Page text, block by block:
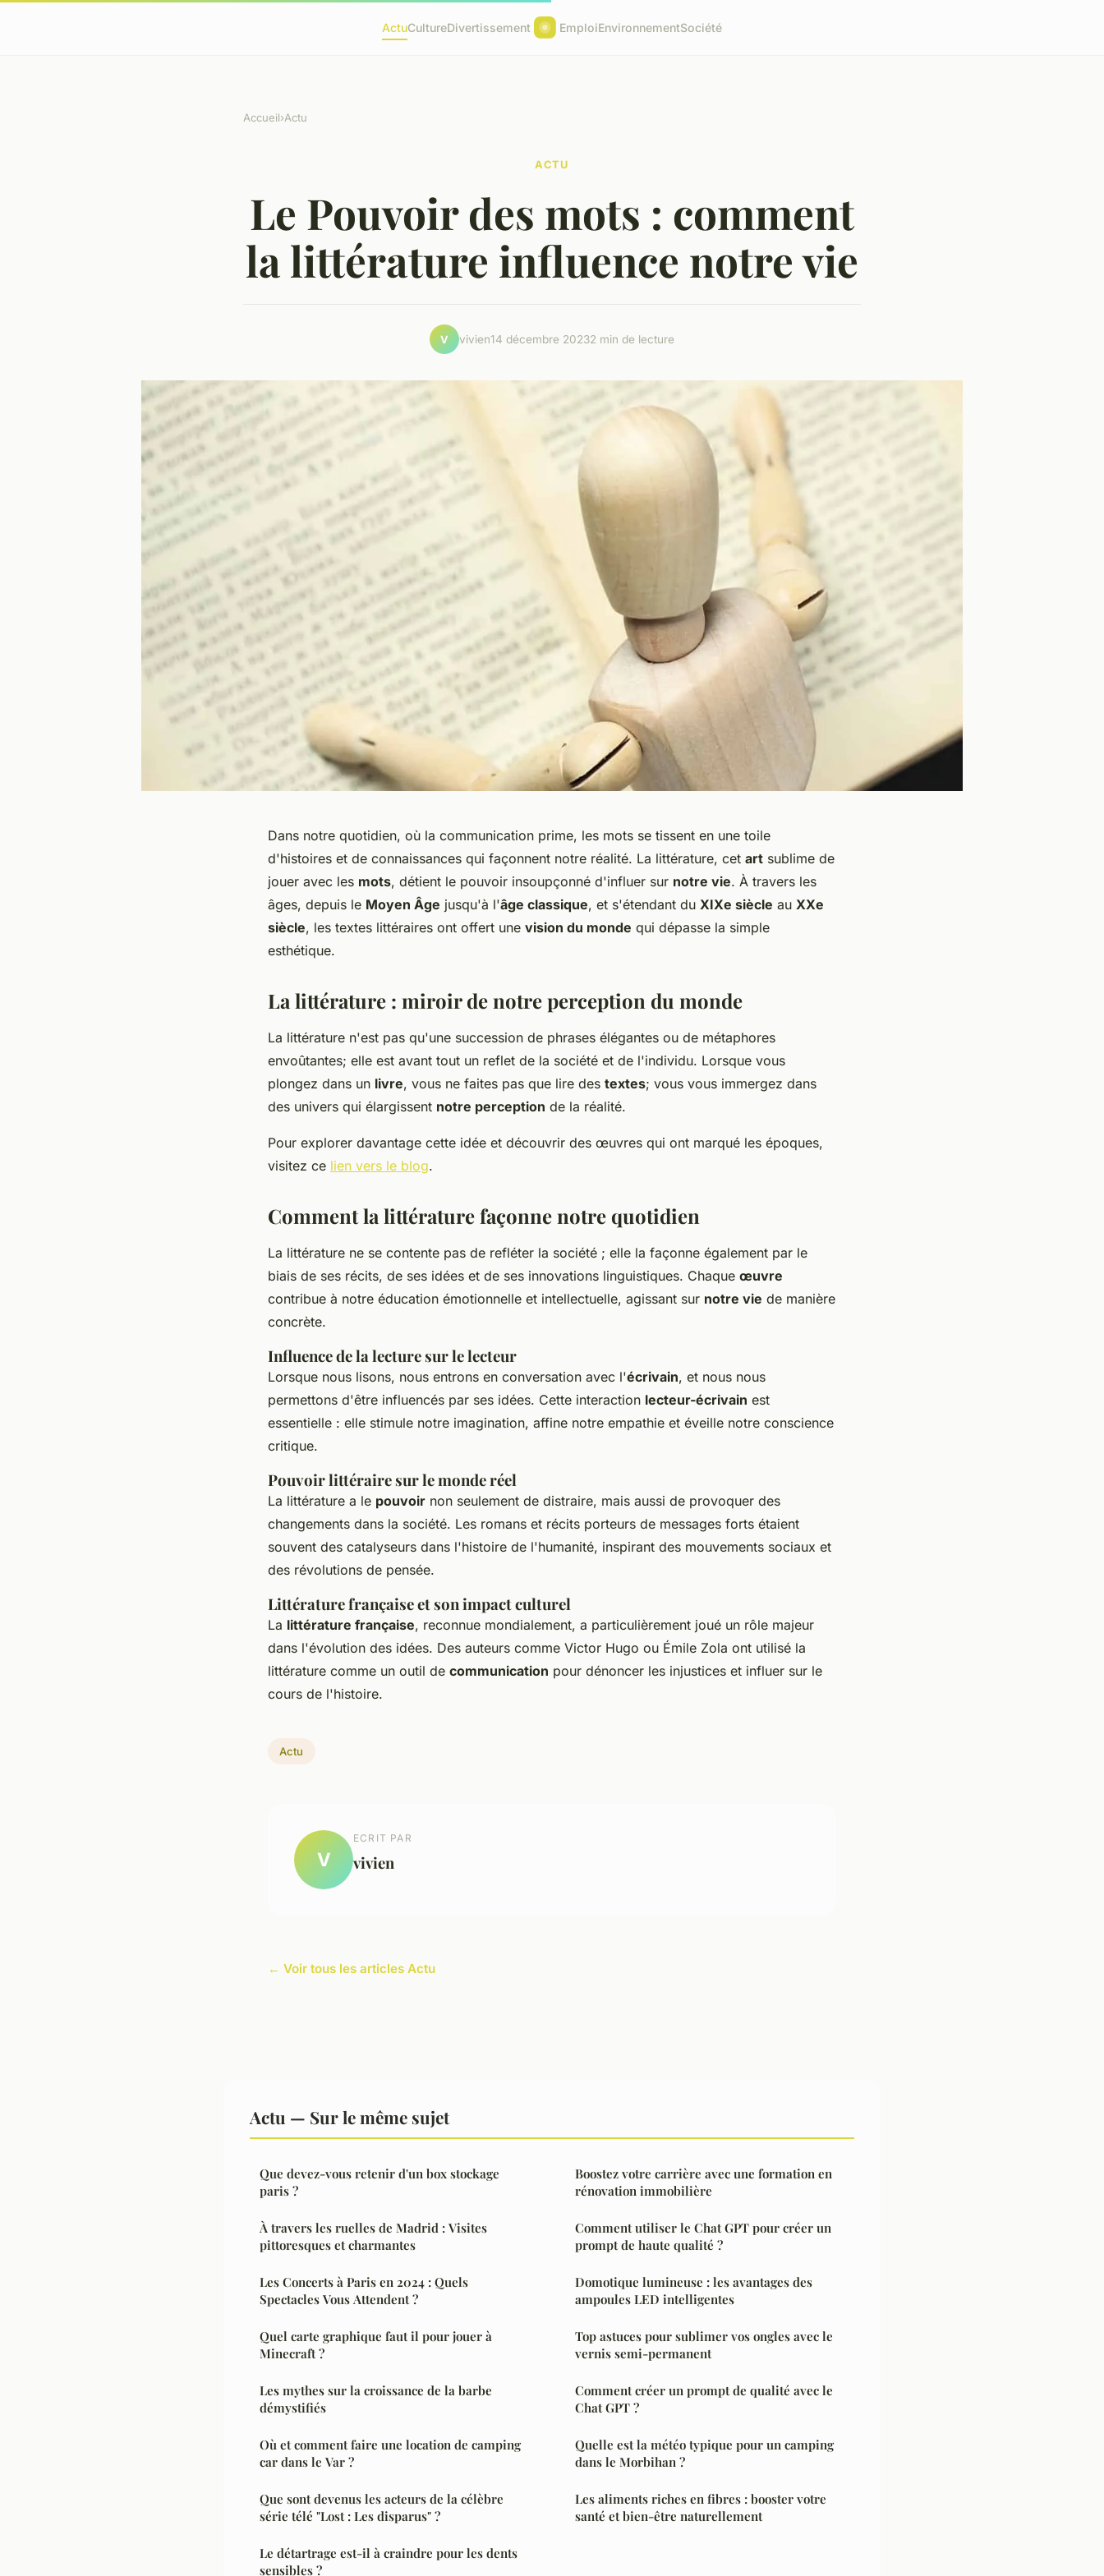
ActuCultureDivertissement EmploiEnvironnementSociété
Accueil›Actu
ACTU
Le Pouvoir des mots : comment
la littérature influence notre vie
V vivien14 décembre 20232 min de lecture
Dans notre quotidien, où la communication prime, les mots se tissent en une toile
d'histoires et de connaissances qui façonnent notre réalité. La littérature, cet art sublime de
jouer avec les mots, détient le pouvoir insoupçonné d'influer sur notre vie. À travers les
âges, depuis le Moyen Âge jusqu'à l'âge classique, et s'étendant du XIXe siècle au XXe
siècle, les textes littéraires ont offert une vision du monde qui dépasse la simple
esthétique.
La littérature : miroir de notre perception du monde
La littérature n'est pas qu'une succession de phrases élégantes ou de métaphores
envoûtantes; elle est avant tout un reflet de la société et de l'individu. Lorsque vous
plongez dans un livre, vous ne faites pas que lire des textes; vous vous immergez dans
des univers qui élargissent notre perception de la réalité.
Pour explorer davantage cette idée et découvrir des œuvres qui ont marqué les époques,
visitez ce lien vers le blog.
Comment la littérature façonne notre quotidien
La littérature ne se contente pas de refléter la société ; elle la façonne également par le
biais de ses récits, de ses idées et de ses innovations linguistiques. Chaque œuvre
contribue à notre éducation émotionnelle et intellectuelle, agissant sur notre vie de manière
concrète.
Influence de la lecture sur le lecteur
Lorsque nous lisons, nous entrons en conversation avec l'écrivain, et nous nous
permettons d'être influencés par ses idées. Cette interaction lecteur-écrivain est
essentielle : elle stimule notre imagination, affine notre empathie et éveille notre conscience
critique.
Pouvoir littéraire sur le monde réel
La littérature a le pouvoir non seulement de distraire, mais aussi de provoquer des
changements dans la société. Les romans et récits porteurs de messages forts étaient
souvent des catalyseurs dans l'histoire de l'humanité, inspirant des mouvements sociaux et
des révolutions de pensée.
Littérature française et son impact culturel
La littérature française, reconnue mondialement, a particulièrement joué un rôle majeur
dans l'évolution des idées. Des auteurs comme Victor Hugo ou Émile Zola ont utilisé la
littérature comme un outil de communication pour dénoncer les injustices et influer sur le
cours de l'histoire.
Actu
V
ECRIT PAR
vivien
← Voir tous les articles Actu
Actu — Sur le même sujet
Que devez-vous retenir d'un box stockage
paris ?
À travers les ruelles de Madrid : Visites
pittoresques et charmantes
Les Concerts à Paris en 2024 : Quels
Spectacles Vous Attendent ?
Quel carte graphique faut il pour jouer à
Minecraft ?
Les mythes sur la croissance de la barbe
démystifiés
Où et comment faire une location de camping
car dans le Var ?
Que sont devenus les acteurs de la célèbre
série télé "Lost : Les disparus" ?
Le détartrage est-il à craindre pour les dents
sensibles ?
Boostez votre carrière avec une formation en
rénovation immobilière
Comment utiliser le Chat GPT pour créer un
prompt de haute qualité ?
Domotique lumineuse : les avantages des
ampoules LED intelligentes
Top astuces pour sublimer vos ongles avec le
vernis semi-permanent
Comment créer un prompt de qualité avec le
Chat GPT ?
Quelle est la météo typique pour un camping
dans le Morbihan ?
Les aliments riches en fibres : booster votre
santé et bien-être naturellement